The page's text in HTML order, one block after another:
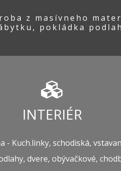
z masívneho
pokládka
INTERIÉR
- Kuch.linky, schodiská,
dvere, obývačkové,